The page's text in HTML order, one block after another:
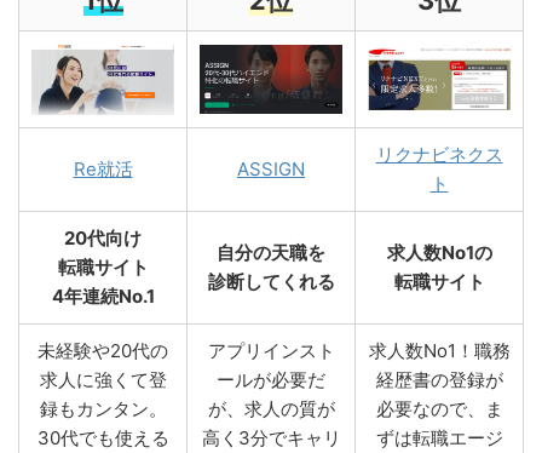
Re就活 ASSIGN
リクナビネクス
ト
20代向け
転職サイト
4年連続No.1
自分の天職を
診断してくれる
求人数No1の
転職サイト
未経験や20代の
求人に強くて登
録もカンタン。
30代でも使える
アプリインスト
ールが必要だ
が、求人の質が
高く3分でキャリ
求人数No1！職務
経歴書の登録が
必要なので、ま
ずは転職エージ